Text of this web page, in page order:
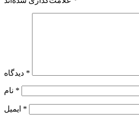
*
*
*